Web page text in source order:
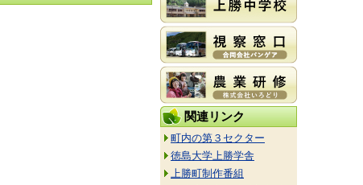
関連リンク
町内の第３セクター
徳島大学上勝学舎
上勝町制作番組